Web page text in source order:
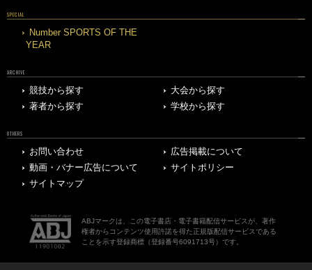
SPECIAL
Number SPORTS OF THE
YEAR
ARCHIVE
競技から探す
大会から探す
著者から探す
学校から探す
OTHERS
お問い合わせ
広告掲載について
動画・バナー広告について
サイトポリシー
サイトマップ
ABJマークは、この電子書店・電子書籍配信サービスが、著作
権者からコンテンツ使用許諾を得た正規版配信サービスである
ことを示す登録商標（登録番号6091713号）です。